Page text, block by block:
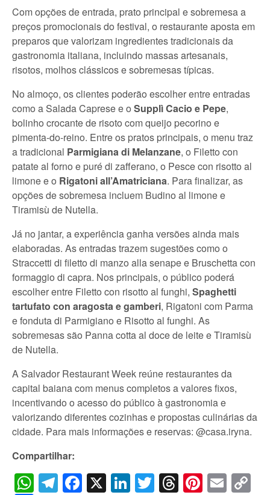
Com opções de entrada, prato principal e sobremesa a
preços promocionais do festival, o restaurante aposta em
preparos que valorizam ingredientes tradicionais da
gastronomia italiana, incluindo massas artesanais,
risotos, molhos clássicos e sobremesas típicas.
No almoço, os clientes poderão escolher entre entradas
como a Salada Caprese e o Supplì Cacio e Pepe,
bolinho crocante de risoto com queijo pecorino e
pimenta-do-reino. Entre os pratos principais, o menu traz
a tradicional Parmigiana di Melanzane, o Filetto con
patate al forno e puré di zafferano, o Pesce con risotto al
limone e o Rigatoni all’Amatriciana. Para finalizar, as
opções de sobremesa incluem Budino al limone e
Tiramisù de Nutella.
Já no jantar, a experiência ganha versões ainda mais
elaboradas. As entradas trazem sugestões como o
Straccetti di filetto di manzo alla senape e Bruschetta con
formaggio di capra. Nos principais, o público poderá
escolher entre Filetto con risotto al funghi, Spaghetti
tartufato con aragosta e gamberi, Rigatoni com Parma
e fonduta di Parmigiano e Risotto al funghi. As
sobremesas são Panna cotta al doce de leite e Tiramisù
de Nutella.
A Salvador Restaurant Week reúne restaurantes da
capital baiana com menus completos a valores fixos,
incentivando o acesso do público à gastronomia e
valorizando diferentes cozinhas e propostas culinárias da
cidade. Para mais informações e reservas: @casa.iryna.
Compartilhar:
WhatsApp
Telegram
Facebook
X LinkedIn
Twitter
Threads